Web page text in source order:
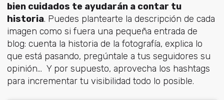
bien cuidados te ayudarán a contar tu
historia. Puedes plantearte la descripción de cada
imagen como si fuera una pequeña entrada de
blog: cuenta la historia de la fotografía, explica lo
que está pasando, pregúntale a tus seguidores su
opinión… Y por supuesto, aprovecha los hashtags
para incrementar tu visibilidad todo lo posible.